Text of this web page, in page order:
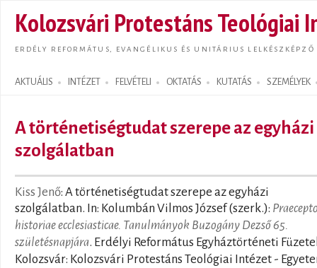
Kolozsvári Protestáns Teológiai
ERDÉLY REFORMÁTUS, EVANGÉLIKUS ÉS UNITÁRIUS LELKÉSZKÉPZŐ
AKTUÁLIS INTÉZET FELVÉTELI OKTATÁS KUTATÁS SZEMÉLYEK
Search form
A történetiségtudat szerepe az egyházi
szolgálatban
Kiss Jenő: A történetiségtudat szerepe az egyházi
szolgálatban. In: Kolumbán Vilmos József (szerk.):
historiae ecclesiasticae. Tanulmányok Buzogány Dezső 65.
születésnapjára. Erdélyi Református Egyháztörténeti
Kolozsvár: Kolozsvári Protestáns Teológiai Intézet -